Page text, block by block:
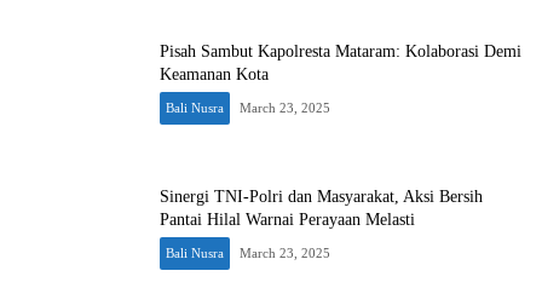
Pisah Sambut Kapolresta Mataram: Kolaborasi Demi
Keamanan Kota
Bali Nusra March 23, 2025
Sinergi TNI-Polri dan Masyarakat, Aksi Bersih
Pantai Hilal Warnai Perayaan Melasti
Bali Nusra March 23, 2025